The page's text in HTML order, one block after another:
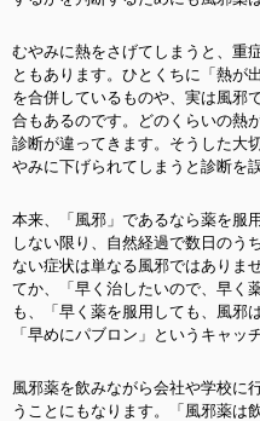
むやみに熱をさげてしまうと、重
ともあります。ひとくちに「熱が
を合併しているものや、実は風邪
合もあるのです。どのくらいの熱
診断が違ってきます。そうした大
やみに下げられてしまうと診断を
本来、「風邪」であるなら薬を服
しない限り、自然経過で数日のう
ない症状は単なる風邪ではありま
てか、「早く治したいので、早く
も、「早く薬を服用しても、風邪
「早めにパブロン」というキャッ
風邪薬を飲みながら会社や学校に
うことにもなります。「風邪薬は